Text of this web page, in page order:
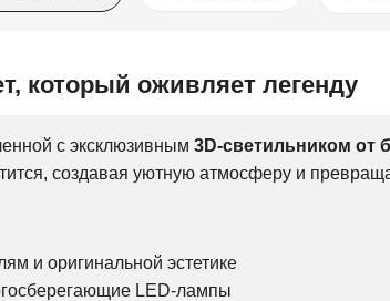
который оживляет легенду
с эксклюзивным 3D-светильником от
создавая уютную атмосферу и
и оригинальной эстетике
LED-лампы